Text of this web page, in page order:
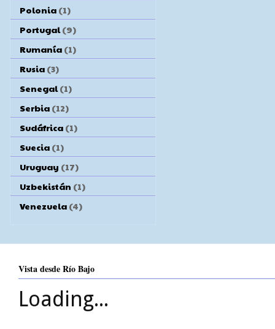
Polonia (1)
Portugal (9)
Rumanía (1)
Rusia (3)
Senegal (1)
Serbia (12)
Sudáfrica (1)
Suecia (1)
Uruguay (17)
Uzbekistán (1)
Venezuela (4)
Vista desde Río Bajo
Loading...